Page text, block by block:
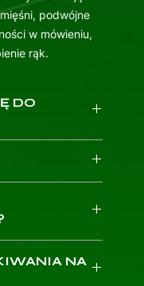
podwójne
w mówieniu,
rąk.
DO
minut wcześniej,
medyczne
odbyte
należy
się przewidzieć
lekarza!)
wkłucia
NA